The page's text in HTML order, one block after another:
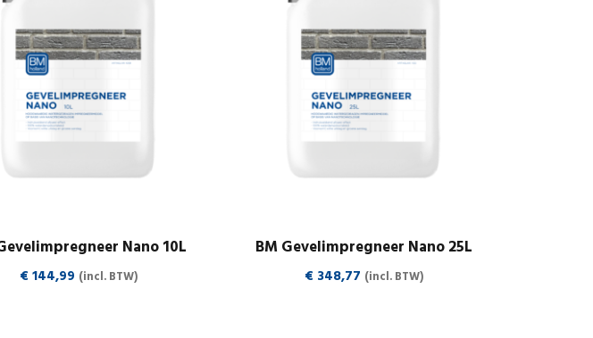
Nano 10L
€ 144,99 (incl. BTW)
BM Gevelimpregneer Nano 25L
€ 348,77 (incl. BTW)